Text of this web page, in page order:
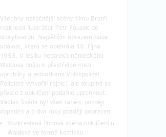
Všechny náročnější scény filmu Bratři
rozkreslil ilustrátor Petr Fousek do
storyboardu. Největším obrazem bude
událost, která se odehrála 16. října
1953. V lesíku nedaleko německého
Waldova došlo k přestřelce mezi
uprchlíky a jednotkami Volkspolizei.
Policisté vytvořili rojnici, ale skupině se
přesto z obklíčení podařilo uprchnout.
Václav Švéda byl však raněn, později
dopaden a o dva roky později popraven.
Rozkreslená filmová scéna obklíčení u
Waldova ve formě komiksu.